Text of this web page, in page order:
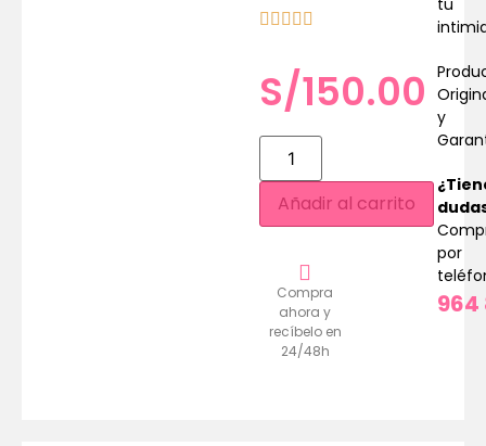
S/150.00
Añadir al carrito
Compra
ahora y
recíbelo en
24/48h
tu
y
por
964